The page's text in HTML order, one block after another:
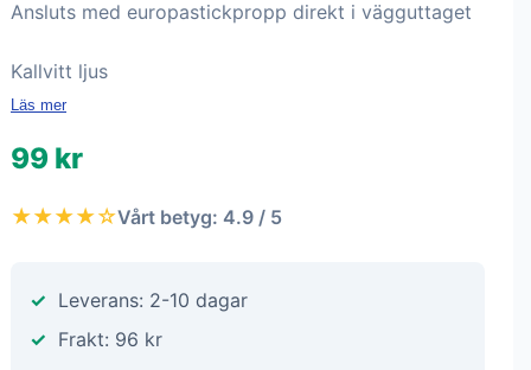
Ansluts med europastickpropp direkt i vägguttaget
Kallvitt ljus
Läs mer
99 kr
★★★★☆Vårt betyg: 4.9 / 5
Leverans: 2-10 dagar
Frakt: 96 kr